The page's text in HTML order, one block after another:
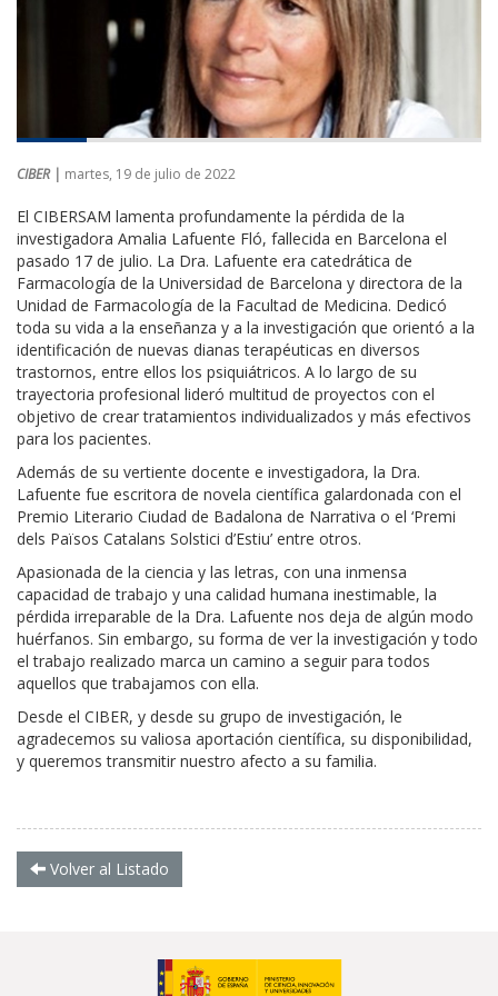
CIBER | martes, 19 de julio de 2022
El CIBERSAM lamenta profundamente la pérdida de la
investigadora Amalia Lafuente Fló, fallecida en Barcelona el
pasado 17 de julio. La Dra. Lafuente era catedrática de
Farmacología de la Universidad de Barcelona y directora de la
Unidad de Farmacología de la Facultad de Medicina. Dedicó
toda su vida a la enseñanza y a la investigación que orientó a la
identificación de nuevas dianas terapéuticas en diversos
trastornos, entre ellos los psiquiátricos. A lo largo de su
trayectoria profesional lideró multitud de proyectos con el
objetivo de crear tratamientos individualizados y más efectivos
para los pacientes.
Además de su vertiente docente e investigadora, la Dra.
Lafuente fue escritora de novela científica galardonada con el
Premio Literario Ciudad de Badalona de Narrativa o el ‘Premi
dels Països Catalans Solstici d’Estiu’ entre otros.
Apasionada de la ciencia y las letras, con una inmensa
capacidad de trabajo y una calidad humana inestimable, la
pérdida irreparable de la Dra. Lafuente nos deja de algún modo
huérfanos. Sin embargo, su forma de ver la investigación y todo
el trabajo realizado marca un camino a seguir para todos
aquellos que trabajamos con ella.
Desde el CIBER, y desde su grupo de investigación, le
agradecemos su valiosa aportación científica, su disponibilidad,
y queremos transmitir nuestro afecto a su familia.
Volver al Listado